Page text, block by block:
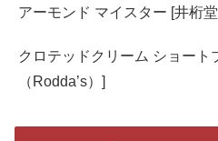
アーモンド マイスター [井桁
クロテッドクリーム ショート
（Rodda’s）]